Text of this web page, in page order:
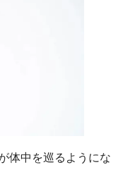
体中を巡るようにな